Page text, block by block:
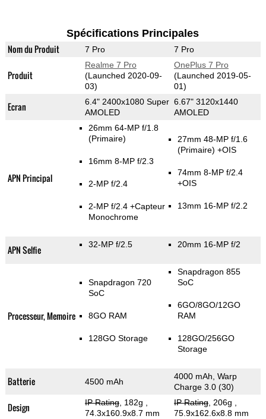
Spécifications Principales
Nom du Produit 7 Pro 7 Pro
Produit
Realme 7 Pro
(Launched 2020-09-
03)
OnePlus 7 Pro
(Launched 2019-05-
01)
Ecran
6.4" 2400x1080 Super
AMOLED
6.67" 3120x1440
AMOLED
APN Principal
26mm 64-MP f/1.8
(Primaire)
16mm 8-MP f/2.3
2-MP f/2.4
2-MP f/2.4 +Capteur
Monochrome
27mm 48-MP f/1.6
(Primaire) +OIS
74mm 8-MP f/2.4
+OIS
13mm 16-MP f/2.2
APN Selfie 32-MP f/2.5 20mm 16-MP f/2
Processeur, Memoire
Snapdragon 720
SoC
8GO RAM
128GO Storage
Snapdragon 855
SoC
6GO/8GO/12GO
RAM
128GO/256GO
Storage
Batterie 4500 mAh
4000 mAh, Warp
Charge 3.0 (30)
Design IP Rating, 182g
74.3x160.9x8.7 mm
IP Rating, 206g
75.9x162.6x8.8 mm